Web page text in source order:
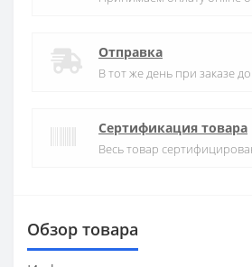
Отправка
В тот же день при заказе
Сертификация товара
Весь товар
Обзор товара